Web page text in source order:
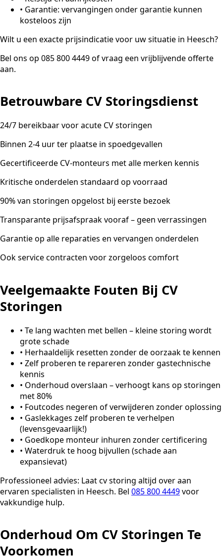
• Garantie: vervangingen onder garantie kunnen
kosteloos zijn
Wilt u een exacte prijsindicatie voor uw situatie in Heesch?
Bel ons op 085 800 4449 of vraag een vrijblijvende offerte
aan.
Betrouwbare CV Storingsdienst
24/7 bereikbaar voor acute CV storingen
Binnen 2-4 uur ter plaatse in spoedgevallen
Gecertificeerde CV-monteurs met alle merken kennis
Kritische onderdelen standaard op voorraad
90% van storingen opgelost bij eerste bezoek
Transparante prijsafspraak vooraf – geen verrassingen
Garantie op alle reparaties en vervangen onderdelen
Ook service contracten voor zorgeloos comfort
Veelgemaakte Fouten Bij CV
Storingen
• Te lang wachten met bellen – kleine storing wordt
grote schade
• Herhaaldelijk resetten zonder de oorzaak te kennen
• Zelf proberen te repareren zonder gastechnische
kennis
• Onderhoud overslaan – verhoogt kans op storingen
met 80%
• Foutcodes negeren of verwijderen zonder oplossing
• Gaslekkages zelf proberen te verhelpen
(levensgevaarlijk!)
• Goedkope monteur inhuren zonder certificering
• Waterdruk te hoog bijvullen (schade aan
expansievat)
Professioneel advies: Laat cv storing altijd over aan
ervaren specialisten in Heesch. Bel 085 800 4449voor
vakkundige hulp.
Onderhoud Om CV Storingen Te
Voorkomen